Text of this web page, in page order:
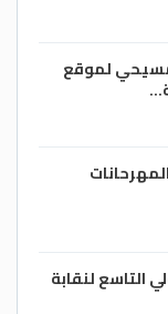
لموقع
التاسع لنقابة